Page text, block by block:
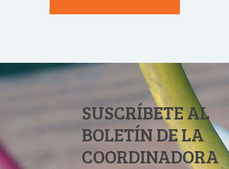
SUSCRÍBETE AL
BOLETÍN DE LA
COORDINADORA